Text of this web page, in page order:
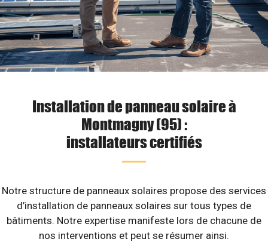
Installation de panneau solaire à
Montmagny (95) :
installateurs certifiés
Notre structure de panneaux solaires propose des services
d’installation de panneaux solaires sur tous types de
bâtiments. Notre expertise manifeste lors de chacune de
nos interventions et peut se résumer ainsi.